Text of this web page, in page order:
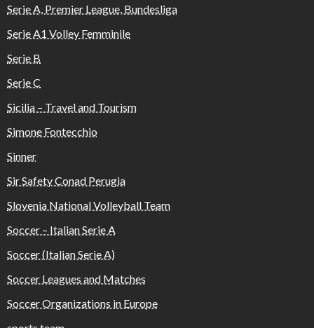
Serie A, Premier League, Bundesliga
Serie A1 Volley Femminile
Serie B
Serie C
Sicilia – Travel and Tourism
Simone Fontecchio
Sinner
Sir Safety Conad Perugia
Slovenia National Volleyball Team
Soccer – Italian Serie A
Soccer (Italian Serie A)
Soccer Leagues and Matches
Soccer Organizations in Europe